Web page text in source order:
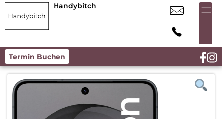
Handybitch
Termin Buchen